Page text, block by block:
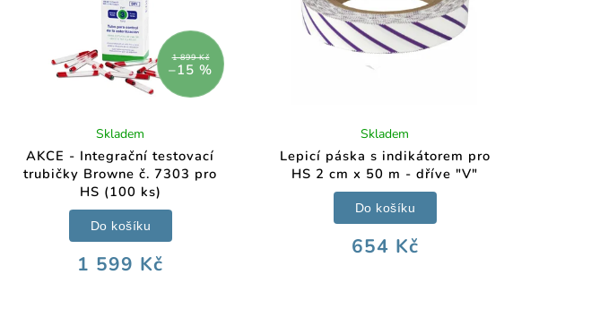
1 899 Kč
–15 %
AKCE - Integrační testovací
trubičky Browne č. 7303 pro
HS (100 ks)
Skladem
1 599 Kč
Do košíku
Lepicí páska s indikátorem pro
HS 2 cm x 50 m - dříve "V"
Skladem
654 Kč
Do košíku